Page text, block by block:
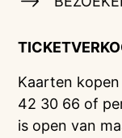
Kaarten
42 30 66 of
is open van